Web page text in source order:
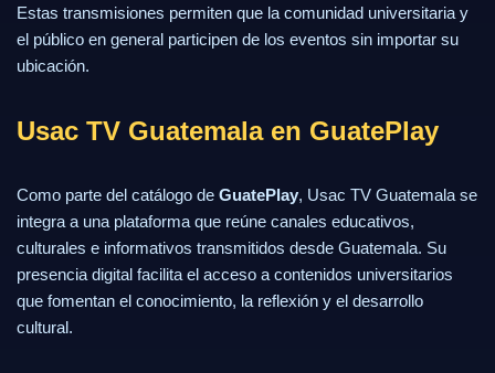
Estas transmisiones permiten que la comunidad universitaria y
el público en general participen de los eventos sin importar su
ubicación.
Usac TV Guatemala en GuatePlay
Como parte del catálogo de GuatePlay, Usac TV Guatemala se
integra a una plataforma que reúne canales educativos,
culturales e informativos transmitidos desde Guatemala. Su
presencia digital facilita el acceso a contenidos universitarios
que fomentan el conocimiento, la reflexión y el desarrollo
cultural.